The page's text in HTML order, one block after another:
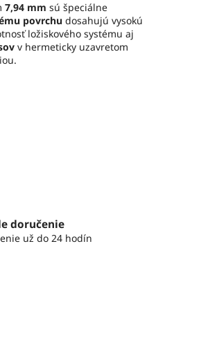
7,94 mm sú špeciálne
povrchu dosahujú vysokú
ložiskového systému aj
v hermeticky uzavretom
doručenie
už do 24 hodín